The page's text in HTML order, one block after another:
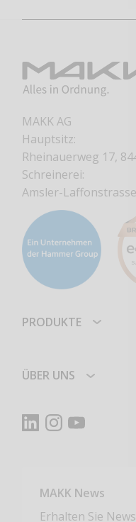
MAKK AG
Hauptsitz:
Rheinauerweg 17,
Schreinerei:
Amsler-
PRODUKTE
ÜBER UNS
MAKK News
Erhalten Sie